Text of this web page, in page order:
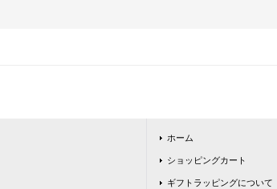
ホーム
ショッピングカート
ギフトラッピングについて